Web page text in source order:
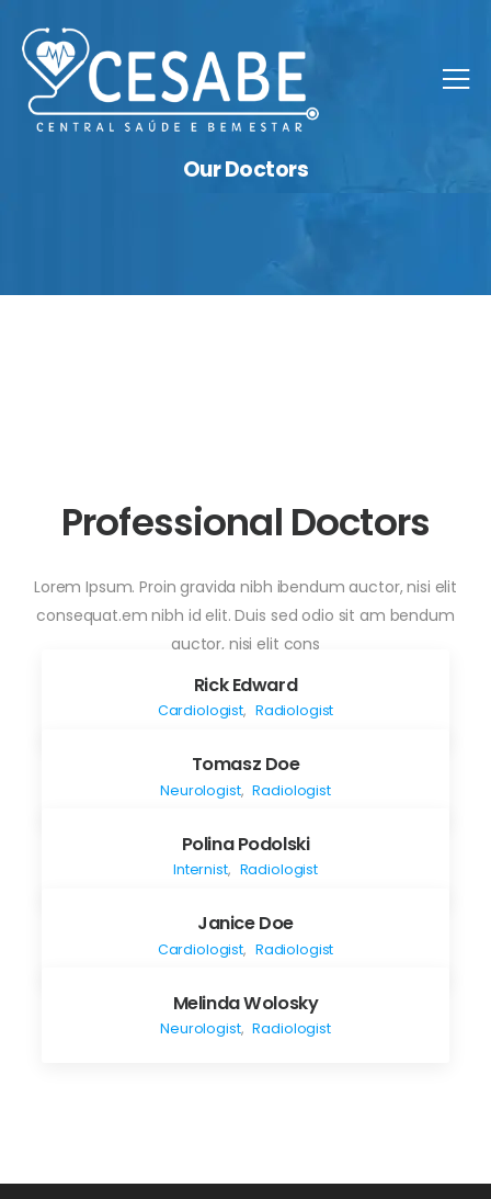
Our Doctors
Professional Doctors
Lorem Ipsum. Proin gravida nibh ibendum auctor, nisi elit
consequat.em nibh id elit. Duis sed odio sit am bendum
auctor, nisi elit cons
Rick Edward
Cardiologist, Radiologist
Tomasz Doe
Neurologist, Radiologist
Polina Podolski
Internist, Radiologist
Janice Doe
Cardiologist, Radiologist
Melinda Wolosky
Neurologist, Radiologist